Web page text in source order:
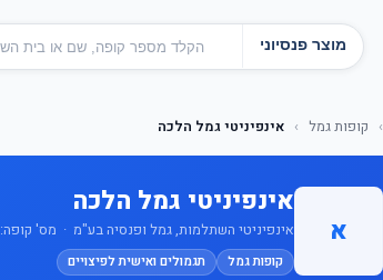
מוצר פנסיוני
› קופות גמל › אינפיניטי גמל הלכה
א
אינפיניטי גמל הלכה
אינפיניטי השתלמות, גמל ופנסיה בע"מ · מס' קופה: 15396
קופות גמל תגמולים ואישית לפיצויים